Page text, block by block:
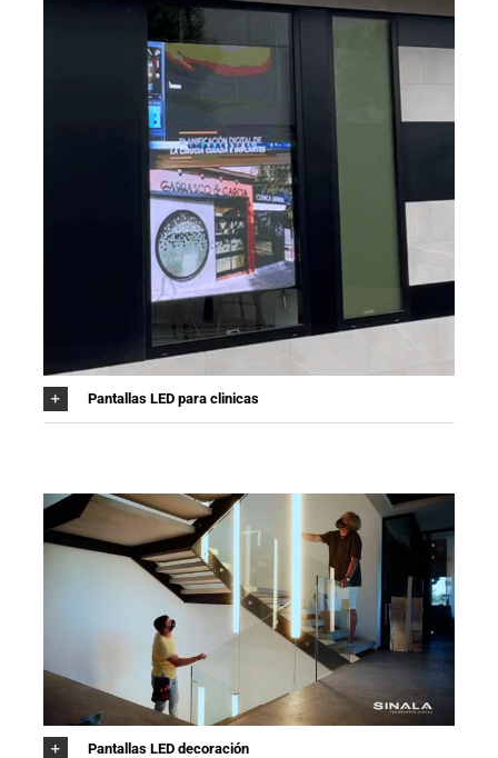
Pantallas LED para clinicas
Pantallas LED decoración